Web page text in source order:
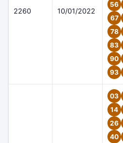
2260 10/01/2022
56
67
78
83
90
93
03
14
26
40